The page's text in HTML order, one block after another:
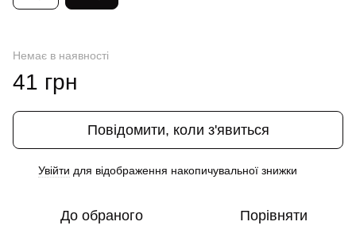
Немає в наявності
41 грн
Повідомити, коли з'явиться
Увійти для відображення накопичувальної знижки
До обраного Порівняти